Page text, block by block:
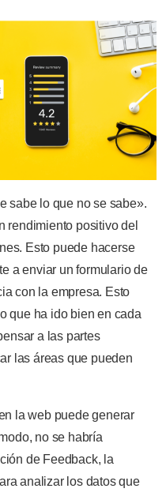
sabe lo que no se sabe».
rendimiento positivo del
Esto puede hacerse
a enviar un formulario de
con la empresa. Esto
que ha ido bien en cada
a las partes
las áreas que pueden
la web puede generar
no se habría
de Feedback, la
analizar los datos que